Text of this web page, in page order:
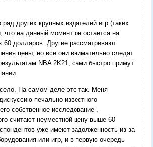
ряд других крупных издателей игр (таких
что на данный момент он остается на
60 долларов. Другие рассматривают
цены, но все они внимательно следят
NBA 2K21, сами быстро примут
На самом деле это так. Меня
печально известного
собственное исследование ,
считают неуместной цену выше 60
уже имеют задолженность из-за
или игр, и в первую очередь